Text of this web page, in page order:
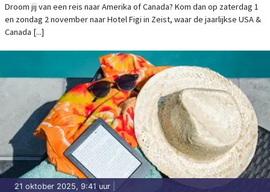
Droom jij van een reis naar Amerika of Canada? Kom dan op zaterdag 1
en zondag 2 november naar Hotel Figi in Zeist, waar de jaarlijkse USA &
Canada [...]
21 oktober 2025, 9:41 uur